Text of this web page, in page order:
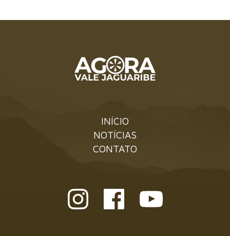
INÍCIO
NOTÍCIAS
CONTATO